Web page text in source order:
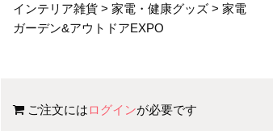
インテリア雑貨 >家電・健康グッズ >家電
ガーデン&アウトドアEXPO
ご注文にはログインが必要です